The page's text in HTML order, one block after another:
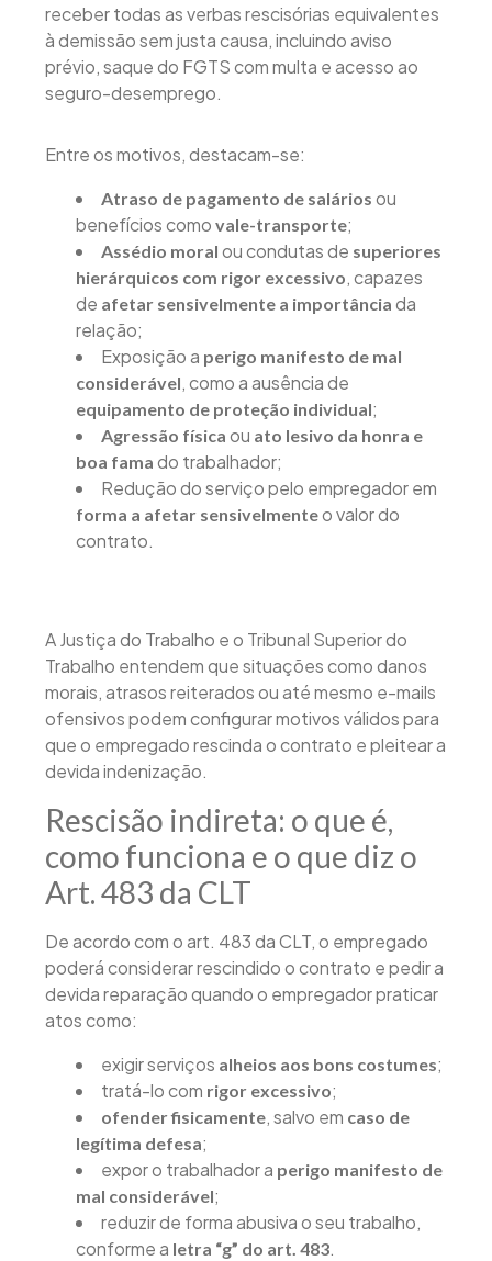
receber todas as verbas rescisórias equivalentes
à demissão sem justa causa, incluindo aviso
prévio, saque do FGTS com multa e acesso ao
seguro-desemprego.
Entre os motivos, destacam-se:
Atraso de pagamento de salários ou
benefícios como vale-transporte;
Assédio moral ou condutas de superiores
hierárquicos com rigor excessivo, capazes
de afetar sensivelmente a importância da
relação;
Exposição a perigo manifesto de mal
considerável, como a ausência de
equipamento de proteção individual;
Agressão física ou ato lesivo da honra e
boa fama do trabalhador;
Redução do serviço pelo empregador em
forma a afetar sensivelmenteo valor do
contrato.
A Justiça do Trabalho e o Tribunal Superior do
Trabalho entendem que situações como danos
morais, atrasos reiterados ou até mesmo e-mails
ofensivos podem configurar motivos válidos para
que o empregado rescinda o contrato e pleitear a
devida indenização.
Rescisão indireta: o que é,
como funciona e o que diz o
Art. 483 da CLT
De acordo com o art. 483 da CLT, o empregado
poderá considerar rescindido o contrato e pedir a
devida reparação quando o empregador praticar
atos como:
exigir serviços alheios aos bons costumes;
tratá-lo com rigor excessivo;
ofender fisicamente, salvo em caso de
legítima defesa;
expor o trabalhador a perigo manifesto de
mal considerável;
reduzir de forma abusiva o seu trabalho,
conforme a letra “g” do art. 483.